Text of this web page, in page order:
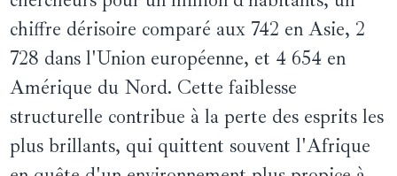
chiffre dérisoire comparé aux 742 en Asie, 2
728 dans l'Union européenne, et 4 654 en
Amérique du Nord. Cette faiblesse
structurelle contribue à la perte des esprits les
plus brillants, qui quittent souvent l'Afrique